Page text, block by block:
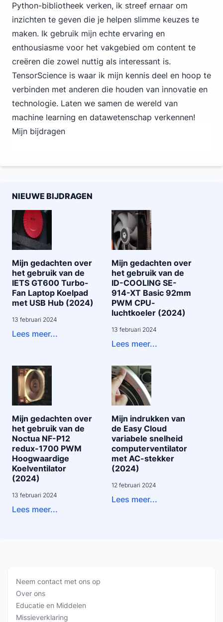
Python-bibliotheek verken, ik streef ernaar om
inzichten te geven die je helpen slimme keuzes te
maken. Ik gebruik mijn echte ervaring en
enthousiasme voor het vakgebied om content te
creëren die zowel nuttig als interessant is.
TensorScience is waar ik mijn kennis deel en hoop te
verbinden met anderen die houden van innovatie en
technologie. Laten we samen de wereld van
machine learning en datawetenschap verkennen!
Mijn bijdragen
NIEUWE BIJDRAGEN
Mijn gedachten over
het gebruik van de
IETS GT600 Turbo-
Fan Laptop Koelpad
met USB Hub (2024)
13 februari 2024
Lees meer...
Mijn gedachten over
het gebruik van de
ID-COOLING SE-
914-XT Basic 92mm
PWM CPU-
luchtkoeler (2024)
13 februari 2024
Lees meer...
Mijn gedachten over
het gebruik van de
Noctua NF-P12
redux-1700 PWM
Hoogwaardige
Koelventilator
(2024)
13 februari 2024
Lees meer...
Mijn indrukken van
de Easy Cloud
variabele snelheid
computerventilator
met AC-stekker
(2024)
12 februari 2024
Lees meer...
Neem contact met ons op
Over ons
Educatie en Middelen
Missieverklaring